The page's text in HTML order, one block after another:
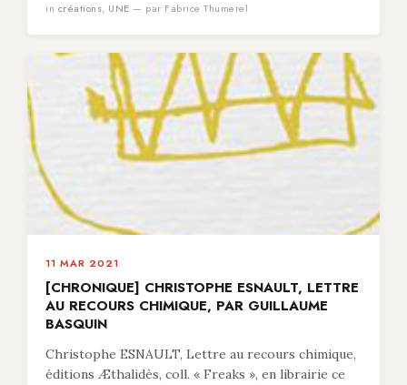
in créations, UNE — par Fabrice Thumerel
11 MAR 2021
[CHRONIQUE] CHRISTOPHE ESNAULT, LETTRE
AU RECOURS CHIMIQUE, PAR GUILLAUME
BASQUIN
Christophe ESNAULT, Lettre au recours chimique,
éditions Æthalidès, coll. « Freaks », en librairie ce